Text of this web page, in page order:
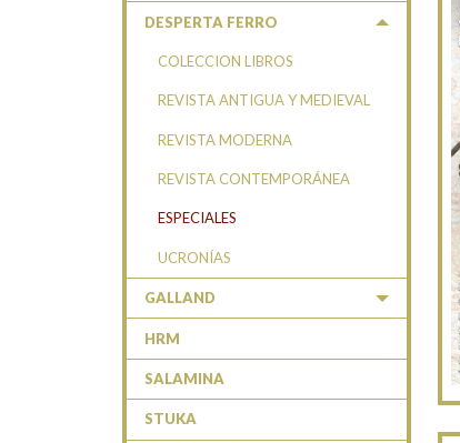
DESPERTA FERRO
COLECCION LIBROS
REVISTA ANTIGUA Y MEDIEVAL
REVISTA MODERNA
REVISTA CONTEMPORÁNEA
ESPECIALES
UCRONÍAS
GALLAND
HRM
SALAMINA
STUKA